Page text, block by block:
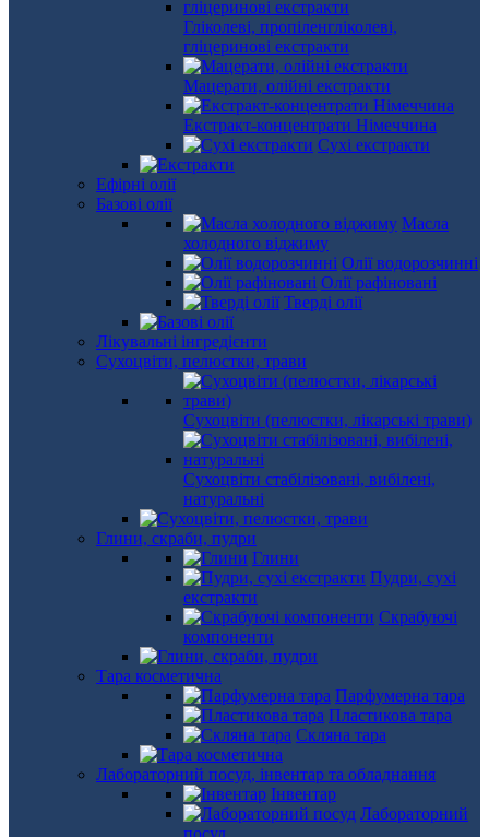
Гліколеві, пропіленгліколеві,
гліцеринові екстракти
Мацерати, олійні екстракти
Екстракт-концентрати Німеччина
Сухі екстракти
Ефірні олії
Базові олії
Масла
холодного віджиму
Олії водорозчинні
Олії рафіновані
Тверді олії
Лікувальні інгредієнти
Сухоцвіти, пелюстки, трави
Сухоцвіти (пелюстки, лікарські трави)
Сухоцвіти стабілізовані, вибілені,
натуральні
Глини, скраби, пудри
Глини
Пудри, сухі
екстракти
Скрабуючі
компоненти
Тара косметична
Парфумерна тара
Пластикова тара
Скляна тара
Лабораторний посуд, інвентар та обладнання
Інвентар
Лабораторний
посуд